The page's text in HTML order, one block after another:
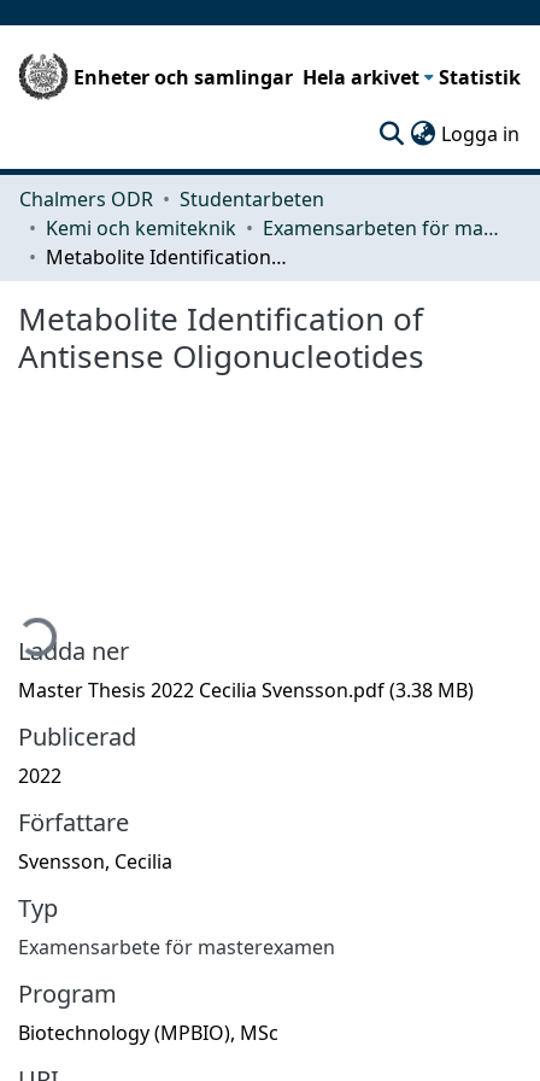
Enheter och samlingar Hela arkivet Statistik
Logga in
Chalmers ODR
Studentarbeten
Kemi och kemiteknik
Examensarbeten för masterexamen
Metabolite Identification of Antisense Oligonucleotides
Metabolite Identification of
Antisense Oligonucleotides
Ladda ner
Master Thesis 2022 Cecilia Svensson.pdf(3.38 MB)
Publicerad
2022
Författare
Svensson, Cecilia
Typ
Examensarbete för masterexamen
Program
Biotechnology (MPBIO), MSc